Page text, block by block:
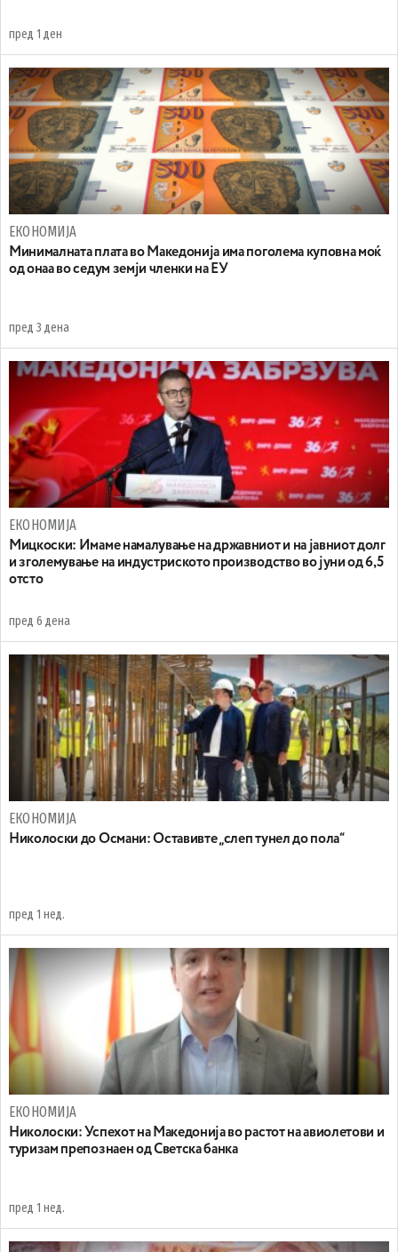
пред 1 ден
ЕКОНОМИЈА
Минималната плата во Македонија има поголема куповна моќ
од онаа во седум земји членки на ЕУ
пред 3 дена
ЕКОНОМИЈА
Mицкоски: Имаме намалување на државниот и на јавниот долг
и зголемување на индустриското производство во јуни од 6,5
отсто
пред 6 дена
ЕКОНОМИЈА
Николоски до Османи: Oставивте „слеп тунел до пола“
пред 1 нед.
ЕКОНОМИЈА
Николоски: Успехот на Македонија во растот на авиолетови и
туризам препознаен од Светска банка
пред 1 нед.